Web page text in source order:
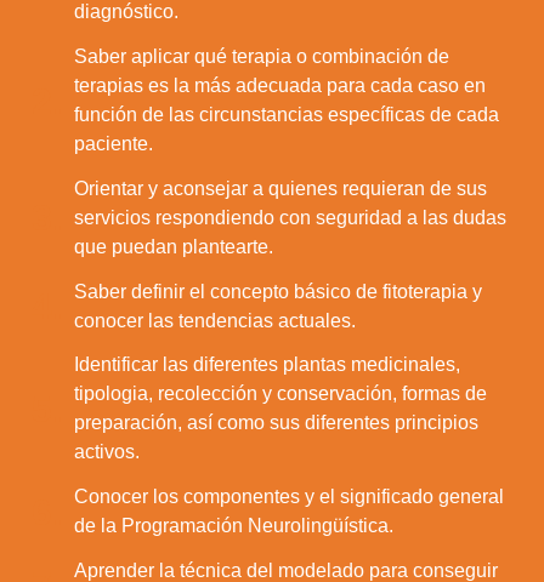
diagnóstico.
Saber aplicar qué terapia o combinación de
terapias es la más adecuada para cada caso en
función de las circunstancias específicas de cada
paciente.
Orientar y aconsejar a quienes requieran de sus
servicios respondiendo con seguridad a las dudas
que puedan plantearte.
Saber definir el concepto básico de fitoterapia y
conocer las tendencias actuales.
Identificar las diferentes plantas medicinales,
tipologia, recolección y conservación, formas de
preparación, así como sus diferentes principios
activos.
Conocer los componentes y el significado general
de la Programación Neurolingüística.
Aprender la técnica del modelado para conseguir